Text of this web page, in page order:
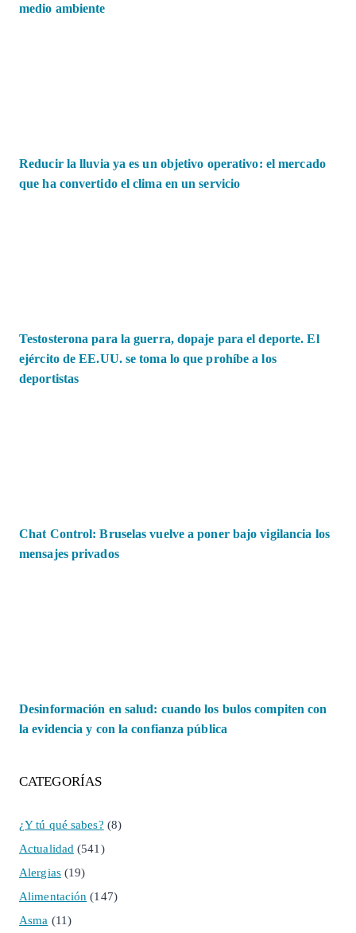
medio ambiente
Reducir la lluvia ya es un objetivo operativo: el mercado
que ha convertido el clima en un servicio
Testosterona para la guerra, dopaje para el deporte. El
ejército de EE.UU. se toma lo que prohíbe a los
deportistas
Chat Control: Bruselas vuelve a poner bajo vigilancia los
mensajes privados
Desinformación en salud: cuando los bulos compiten con
la evidencia y con la confianza pública
CATEGORÍAS
¿Y tú qué sabes? (8)
Actualidad (541)
Alergias(19)
Alimentación (147)
Asma (11)